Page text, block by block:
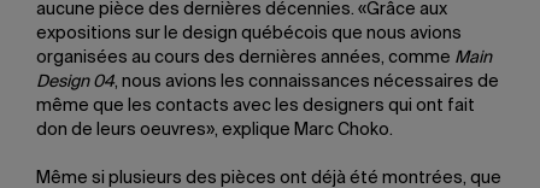
aucune pièce des dernières décennies. «Grâce aux
expositions sur le design québécois que nous avions
organisées au cours des dernières années, comme Main
Design 04, nous avions les connaissances nécessaires de
même que les contacts avec les designers qui ont fait
don de leurs oeuvres», explique Marc Choko.
Même si plusieurs des pièces ont déjà été montrées, que